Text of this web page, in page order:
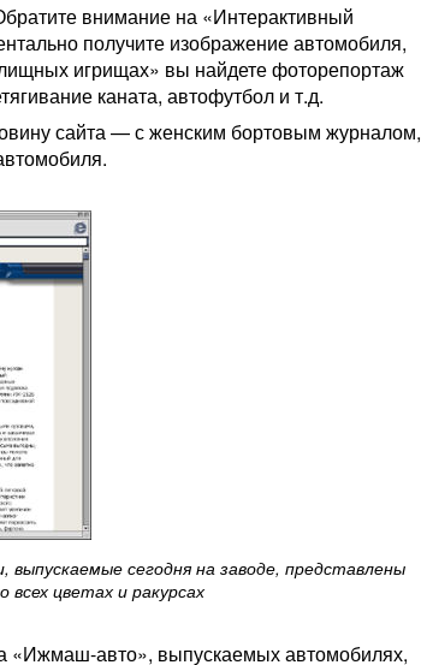
внимание на «Интерактивный
получите изображение автомобиля,
игрищах» вы найдете фоторепортаж
каната, автофутбол и т.д.
сайта — с женским бортовым журналом,
выпускаемые сегодня на заводе, представлены
всех цветах и ракурсах
«Ижмаш-авто», выпускаемых автомобилях,